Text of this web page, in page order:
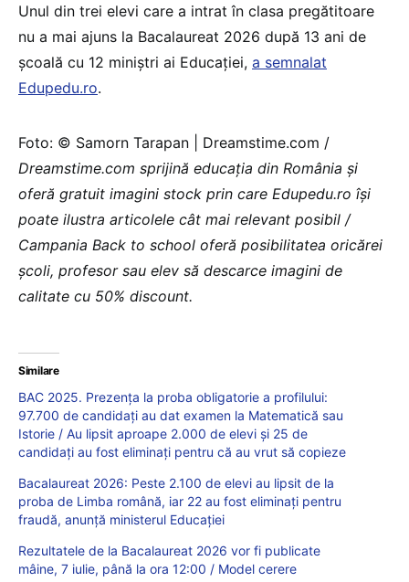
Unul din trei elevi care a intrat în clasa pregătitoare
nu a mai ajuns la Bacalaureat 2026 după 13 ani de
școală cu 12 miniștri ai Educației, a semnalat
Edupedu.ro.
Foto: © Samorn Tarapan | Dreamstime.com /
Dreamstime.com sprijină educaţia din România şi
oferă gratuit imagini stock prin care Edupedu.ro îşi
poate ilustra articolele cât mai relevant posibil /
Campania Back to school oferă posibilitatea oricărei
școli, profesor sau elev să descarce imagini de
calitate cu 50% discount.
Similare
BAC 2025. Prezența la proba obligatorie a profilului:
97.700 de candidați au dat examen la Matematică sau
Istorie / Au lipsit aproape 2.000 de elevi și 25 de
candidați au fost eliminați pentru că au vrut să copieze
Bacalaureat 2026: Peste 2.100 de elevi au lipsit de la
proba de Limba română, iar 22 au fost eliminați pentru
fraudă, anunță ministerul Educației
Rezultatele de la Bacalaureat 2026 vor fi publicate
mâine, 7 iulie, până la ora 12:00 / Model cerere